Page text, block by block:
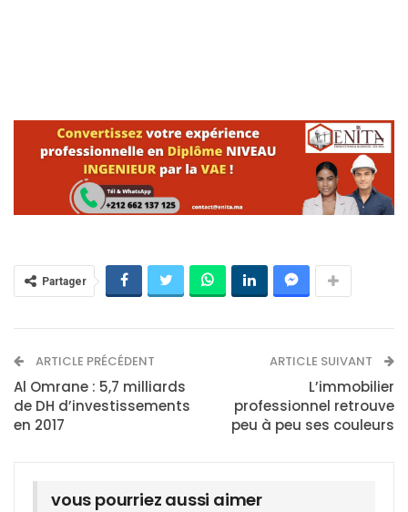
Partager
ARTICLE PRÉCÉDENT
Al Omrane : 5,7 milliards
de DH d’investissements
en 2017
ARTICLE SUIVANT
L’immobilier
professionnel retrouve
peu à peu ses couleurs
vous pourriez aussi aimer